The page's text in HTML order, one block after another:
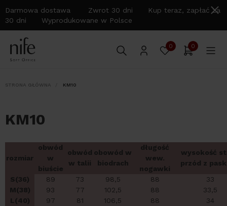
Darmowa dostawa Zwrot 30 dni Kup teraz, zapłać za
30 dni Wyprodukowane w Polsce
0 0
STRONA GŁÓWNA KM10
KM10
rozmiar
obwód
w
biuście
obwód
w talii
obowód w
biodrach
długość
wew.
nogawki
wysokość
przód z
S(36)
89 73 98,5 88
33
M(38)
93 77 102,5 88
33,5
L(40)
97 81 106,5 88
34